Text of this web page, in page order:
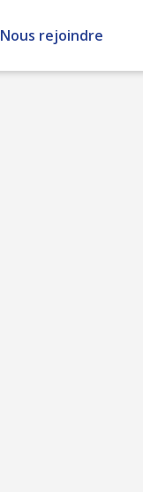
Nous rejoindre